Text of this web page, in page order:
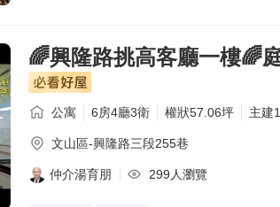
🌈興隆路挑高客廳一樓🌈
公寓 6房4廳3衛 權狀57.06坪 主建
文山區-興隆路三段255巷
仲介湯育朋 299人瀏覽